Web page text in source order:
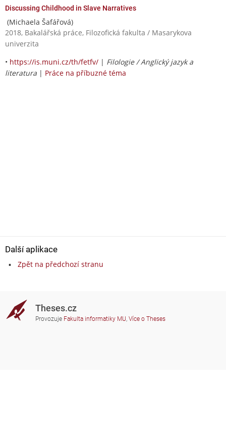
Discussing Childhood in Slave Narratives
(Michaela Šafářová)
2018, Bakalářská práce, Filozofická fakulta / Masarykova
univerzita
• https://is.muni.cz/th/fetfv/ | Filologie / Anglický jazyk a
literatura | Práce na příbuzné téma
Další aplikace
Zpět na předchozí stranu
Theses.cz
Provozuje Fakulta informatiky MU, Více o Theses